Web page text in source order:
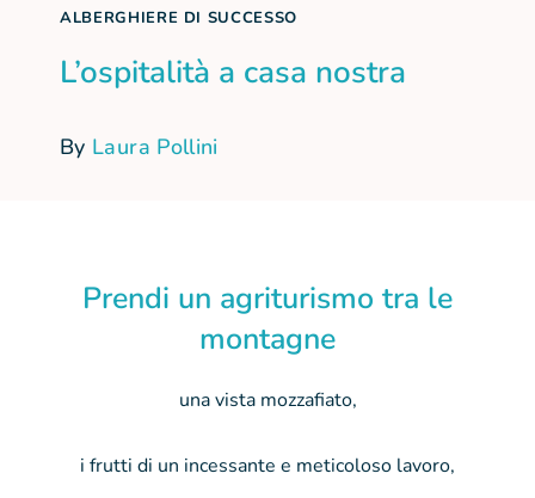
ALBERGHIERE DI SUCCESSO
L’ospitalità a casa nostra
By Laura Pollini
Prendi un agriturismo tra le
montagne
una vista mozzafiato,
i frutti di un incessante e meticoloso lavoro,